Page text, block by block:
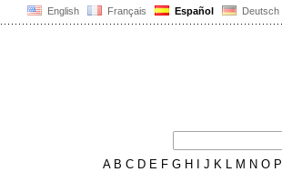
English Français Español Deutsch
AB C D E F G H J K L M N O P